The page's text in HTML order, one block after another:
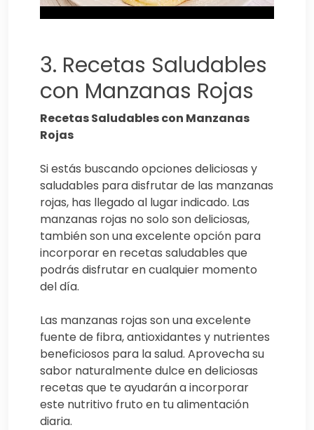
3. Recetas Saludables
con Manzanas Rojas
Recetas Saludables con Manzanas
Rojas
Si estás buscando opciones deliciosas y
saludables para disfrutar de las manzanas
rojas, has llegado al lugar indicado. Las
manzanas rojas no solo son deliciosas,
también son una excelente opción para
incorporar en recetas saludables que
podrás disfrutar en cualquier momento
del día.
Las manzanas rojas son una excelente
fuente de fibra, antioxidantes y nutrientes
beneficiosos para la salud. Aprovecha su
sabor naturalmente dulce en deliciosas
recetas que te ayudarán a incorporar
este nutritivo fruto en tu alimentación
diaria.